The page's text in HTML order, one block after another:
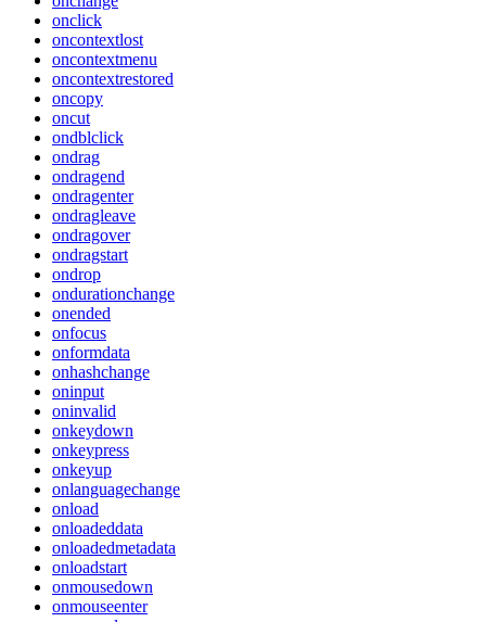
onclick
oncontextlost
oncontextmenu
oncontextrestored
oncopy
oncut
ondblclick
ondrag
ondragend
ondragenter
ondragleave
ondragover
ondragstart
ondrop
ondurationchange
onended
onfocus
onformdata
onhashchange
oninput
oninvalid
onkeydown
onkeypress
onkeyup
onlanguagechange
onload
onloadeddata
onloadedmetadata
onloadstart
onmousedown
onmouseenter